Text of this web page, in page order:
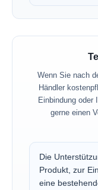
Wenn Sie nach
Händler
Einbindung oder
gerne einen
Die
Produkt, zur
eine